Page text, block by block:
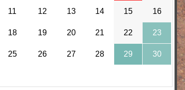
11 12 13 14 15 16
18 19 20 21 22 23
25 26 27 28 29 30